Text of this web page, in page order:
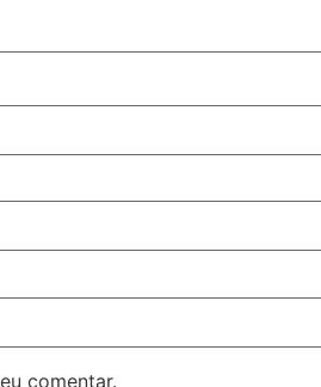
comentar.